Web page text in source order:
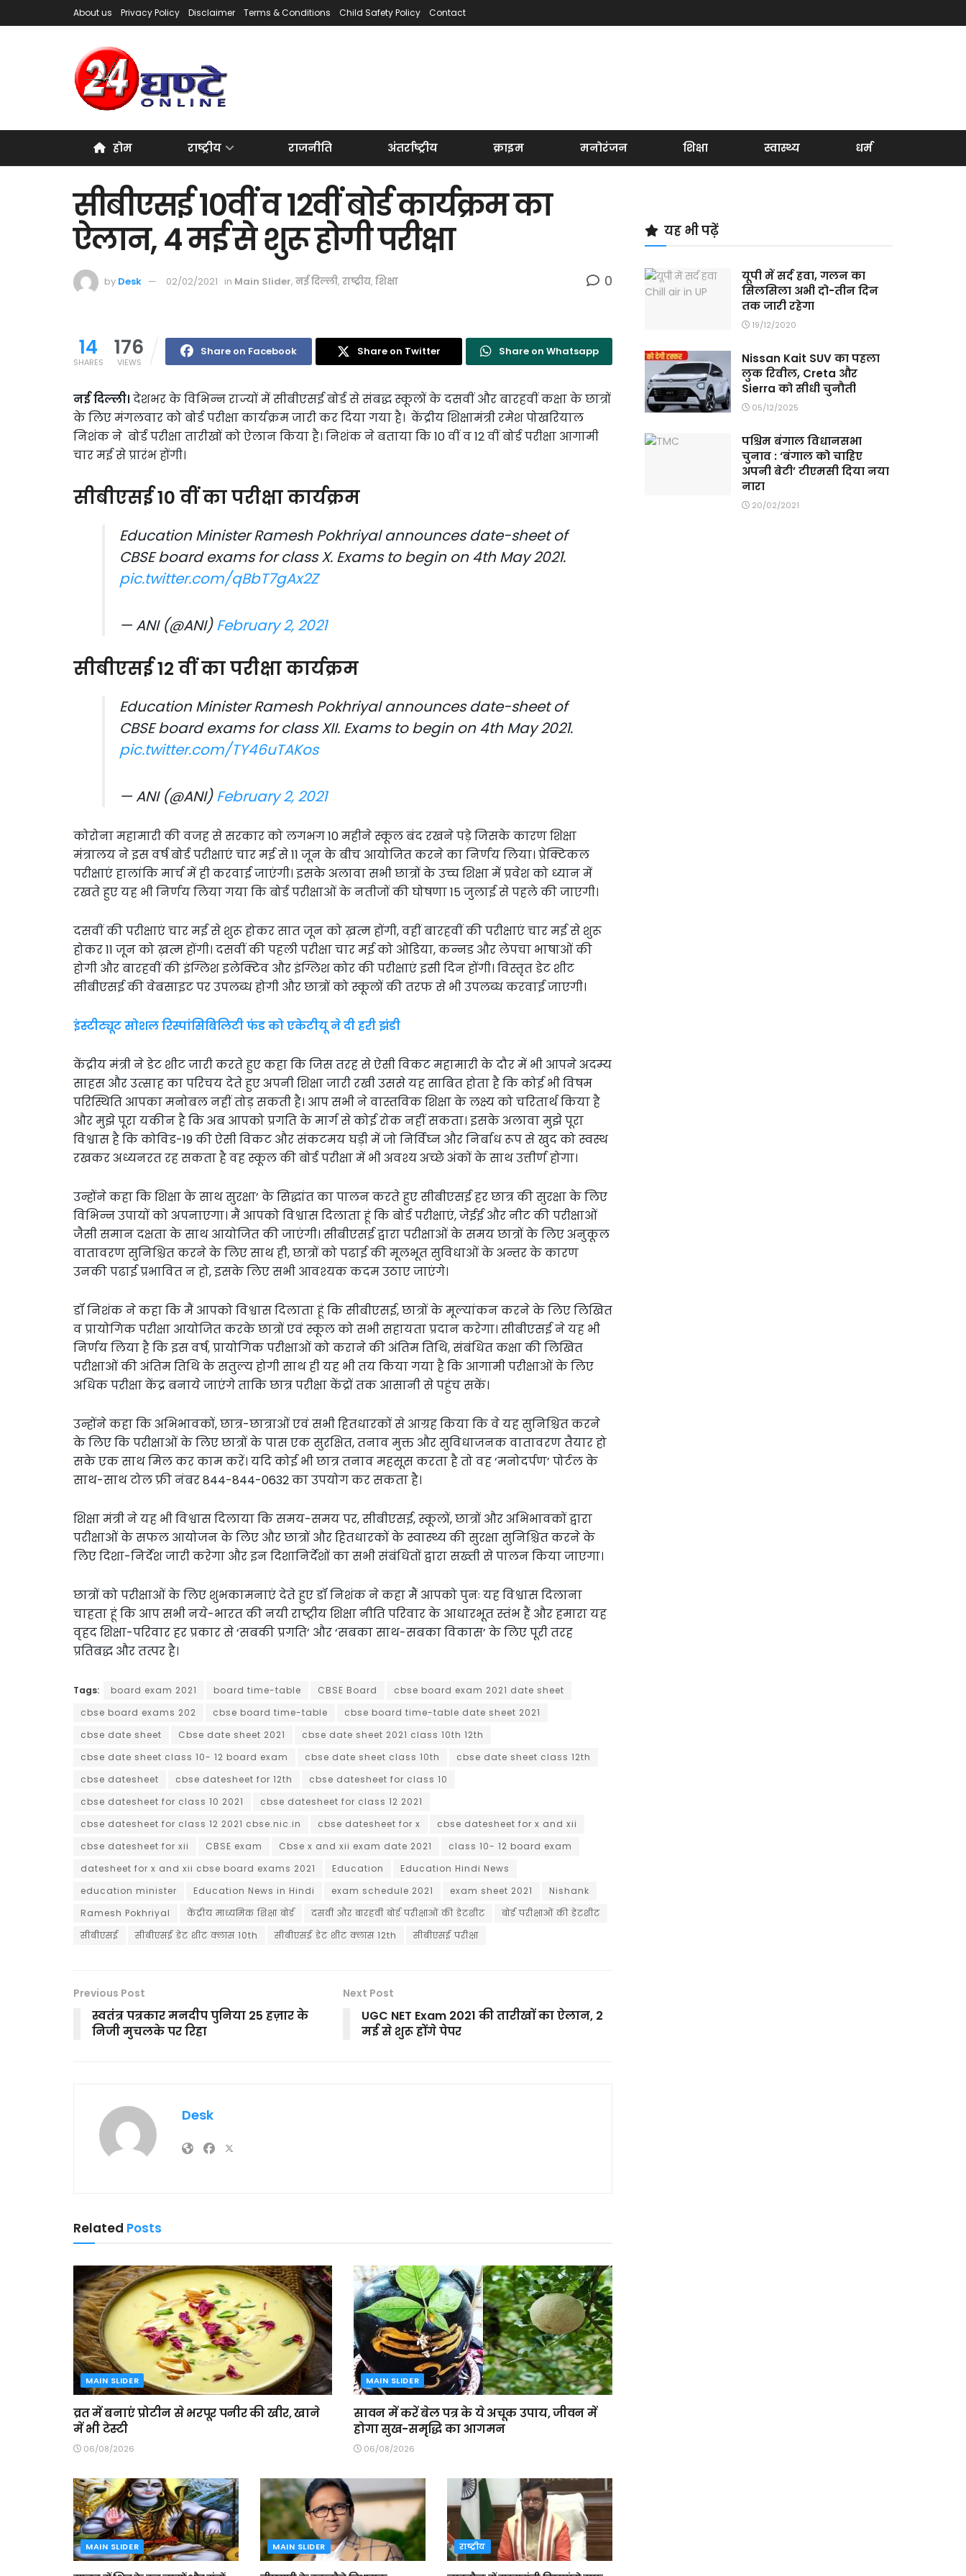
About us Privacy Policy Disclaimer Terms & Conditions Child Safety Policy Contact
होम राष्ट्रीय राजनीति अंतर्राष्ट्रीय क्राइम मनोरंजन शिक्षा स्वास्थ्य धर्म
सीबीएसई 10वीं व 12वीं बोर्ड कार्यक्रम का
ऐलान, 4 मई से शुरू होगी परीक्षा
by Desk 02/02/2021 in Main Slider, नई दिल्ली, राष्ट्रीय, शिक्षा 0
14
SHARES
176
VIEWS
Share on Facebook Share on Twitter Share on Whatsapp
नई दिल्ली। देशभर के विभिन्न राज्यों में सीबीएसई बोर्ड से संबद्ध स्कूलों के दसवीं और बारहवीं कक्षा के छात्रों
के लिए मंगलवार को बोर्ड परीक्षा कार्यक्रम जारी कर दिया गया है। केंद्रीय शिक्षामंत्री रमेश पोखरियाल
निशंक ने बोर्ड परीक्षा तारीखों को ऐलान ​किया है। निशंक ने बताया कि 10 वीं व 12 वीं बोर्ड परीक्षा आगामी
चार मई से प्रारंभ होंगी।
सीबीएसई 10 वीं का परीक्षा कार्यक्रम
Education Minister Ramesh Pokhriyal announces date-sheet of
CBSE board exams for class X. Exams to begin on 4th May 2021.
pic.twitter.com/qBbT7gAx2Z
— ANI (@ANI)February 2, 2021
सीबीएसई 12 वीं का परीक्षा कार्यक्रम
Education Minister Ramesh Pokhriyal announces date-sheet of
CBSE board exams for class XII. Exams to begin on 4th May 2021.
pic.twitter.com/TY46uTAKos
— ANI (@ANI)February 2, 2021
कोरोना महामारी की वजह से सरकार को लगभग 10 महीने स्कूल बंद रखने पड़े जिसके कारण शिक्षा
मंत्रालय ने इस वर्ष बोर्ड परीक्षाएं चार मई से 11 जून के बीच आयोजित करने का निर्णय लिया। प्रेक्टिकल
परीक्षाएं हालांकि मार्च में ही करवाई जाएंगी। इसके अलावा सभी छात्रों के उच्च शिक्षा में प्रवेश को ध्यान में
रखते हुए यह भी निर्णय लिया गया कि बोर्ड परीक्षाओं के नतीजों की घोषणा 15 जुलाई से पहले की जाएगी।
दसवीं की परीक्षाएं चार मई से शुरू होकर सात जून को ख़त्म होंगी, वहीं बारहवीं की परीक्षाएं चार मई से शुरू
होकर 11 जून को ख़त्म होंगी। दसवीं की पहली परीक्षा चार मई को ओडिया, कन्नड और लेपचा भाषाओं की
होगी और बारहवीं की इंग्लिश इलेक्टिव और इंग्लिश कोर की परीक्षाएं इसी दिन होंगी। विस्तृत डेट शीट
सीबीएसई की वेबसाइट पर उपलब्ध होगी और छात्रों को स्कूलों की तरफ से भी उपलब्ध करवाई जाएगी।
इंस्टीट्यूट सोशल रिस्पांसिबिलिटी फंड को एकेटीयू ने दी हरी झंडी
केंद्रीय मंत्री ने डेट शीट जारी करते हुए कहा कि जिस तरह से ऐसी विकट महामारी के दौर में भी आपने अदम्य
साहस और उत्साह का परिचय देते हुए अपनी शिक्षा जारी रखी उससे यह साबित होता है कि कोई भी विषम
परिस्थिति आपका मनोबल नहीं तोड़ सकती है। आप सभी ने वास्तविक शिक्षा के लक्ष्य को चरितार्थ किया है
और मुझे पूरा यकीन है कि अब आपको प्रगति के मार्ग से कोई रोक नहीं सकता। इसके अलावा मुझे पूरा
विश्वास है कि कोविड-19 की ऐसी विकट और संकटमय घड़ी में जो निर्विघ्न और निर्बाध रूप से खुद को स्वस्थ
रखकर अध्यनरत रह सकता है वह स्कूल की बोर्ड परीक्षा में भी अवश्य अच्छे अंकों के साथ उत्तीर्ण होगा।
उन्होंने कहा कि शिक्षा के साथ सुरक्षा’ के सिद्धांत का पालन करते हुए सीबीएसई हर छात्र की सुरक्षा के लिए
विभिन्न उपायों को अपनाएगा। मैं आपको विश्वास दिलाता हूं कि बोर्ड परीक्षाएं, जेईई और नीट की परीक्षाओं
जैसी समान दक्षता के साथ आयोजित की जाएंगी। सीबीएसई द्वारा परीक्षाओं के समय छात्रों के लिए अनुकूल
वातावरण सुनिश्चित करने के लिए साथ ही, छात्रों को पढाई की मूलभूत सुविधाओं के अन्तर के कारण
उनकी पढाई प्रभावित न हो, इसके लिए सभी आवश्यक कदम उठाए जाएंगे।
डॉ निशंक ने कहा कि मैं आपको विश्वास दिलाता हूं कि सीबीएसई, छात्रों के मूल्यांकन करने के लिए लिखित
व प्रायोगिक परीक्षा आयोजित करके छात्रों एवं स्कूल को सभी सहायता प्रदान करेगा। सीबीएसई ने यह भी
निर्णय लिया है कि इस वर्ष, प्रायोगिक परीक्षाओं को कराने की अंतिम तिथि, संबंधित कक्षा की लिखित
परीक्षाओं की अंतिम तिथि के सतुल्य होगी साथ ही यह भी तय किया गया है कि आगामी परीक्षाओं के लिए
अधिक परीक्षा केंद्र बनाये जाएंगे ताकि छात्र परीक्षा केंद्रों तक आसानी से पहुंच सकें।
उन्होंने कहा कि अभिभावकों, छात्र-छात्राओं एवं सभी हितधारकों से आग्रह किया कि वे यह सुनिश्चित करने
के लिए कि परीक्षाओं के लिए छात्रों के पास एक सुरक्षित, तनाव मुक्त और सुविधाजनक वातावरण तैयार हो
सके एक साथ मिल कर काम करें। यदि कोई भी छात्र तनाव महसूस करता है तो वह ‘मनोदर्पण’ पोर्टल के
साथ-साथ टोल फ्री नंबर 844-844-0632 का उपयोग कर सकता है।
शिक्षा मंत्री ने यह भी विश्वास दिलाया कि समय-समय पर, सीबीएसई, स्कूलों, छात्रों और अभिभावकों द्वारा
परीक्षाओं के सफल आयोजन के लिए और छात्रों और हितधारकों के स्वास्थ्य की सुरक्षा सुनिश्चित करने के
लिए दिशा-निर्देश जारी करेगा और इन दिशानिर्देशों का सभी संबंधितों द्वारा सख्ती से पालन किया जाएगा।
छात्रों को परीक्षाओं के लिए शुभकामनाएं देते हुए डॉ निशंक ने कहा मैं आपको पुनः यह विश्वास दिलाना
चाहता हूं कि आप सभी नये-भारत की नयी राष्ट्रीय शिक्षा नीति परिवार के आधारभूत स्तंभ हैं और हमारा यह
वृहद शिक्षा-परिवार हर प्रकार से ‘सबकी प्रगति’ और ‘सबका साथ-सबका विकास’ के लिए पूरी तरह
प्रतिबद्ध और तत्पर है।
Tags: board exam 2021 board time-table CBSE Board
cbse board exam 2021 date sheet
cbse board exams 202
cbse board time-table
cbse board time-table date sheet 2021
cbse date sheet
Cbse date sheet 2021
cbse date sheet 2021 class 10th 12th
cbse date sheet class 10- 12 board exam
cbse date sheet class 10th
cbse date sheet class 12th
cbse datesheet
cbse datesheet for 12th
cbse datesheet for class 10
cbse datesheet for class 10 2021
cbse datesheet for class 12 2021
cbse datesheet for class 12 2021 cbse.nic.in
cbse datesheet for x
cbse datesheet for x and xii
cbse datesheet for xii
CBSE exam Cbse x and xii exam date 2021
class 10- 12 board exam
datesheet for x and xii cbse board exams 2021
Education
Education Hindi News
education minister
Education News in Hindi exam schedule 2021 exam sheet 2021
Nishank
Ramesh Pokhriyal
केंद्रीय माध्यमिक शिक्षा बोर्ड दसवीं और बारहवीं बोर्ड परीक्षाओं की डेटशीट
बोर्ड परीक्षाओं की डेटशीट
सीबीएसई
सीबीएसई डेट शीट क्लास 10th सीबीएसई डेट शीट क्लास 12th सीबीएसई परीक्षा
Previous Post
स्वतंत्र पत्रकार मनदीप पुनिया 25 हज़ार के
निजी मुचलके पर रिहा
Next Post
UGC NET Exam 2021 की तारीखों का ऐलान, 2
मई से शुरू होंगे पेपर
Desk
Related Posts
MAIN SLIDER
व्रत में बनाएं प्रोटीन से भरपूर पनीर की खीर, खाने
में भी टेस्टी
06/08/2026
MAIN SLIDER
सावन में करें बेल पत्र के ये अचूक उपाय, जीवन में
होगा सुख-समृद्धि का आगमन
06/08/2026
MAIN SLIDER MAIN SLIDER राष्ट्रीय
यह भी पढ़ें
यूपी में सर्द हवा, गलन का
सिलसिला अभी दो-तीन दिन
तक जारी रहेगा
19/12/2020
Nissan Kait SUV का पहला
लुक रिवील, Creta और
Sierra को सीधी चुनौती
05/12/2025
पश्चिम बंगाल विधानसभा
चुनाव : ‘बंगाल को चाहिए
अपनी बेटी’ टीएमसी दिया नया
नारा
20/02/2021